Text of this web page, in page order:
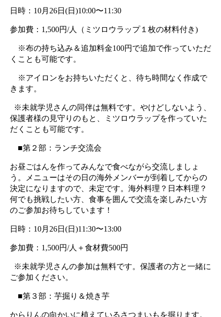
日時：10月26日(日)10:00〜11:30
参加費：1,500円/人（ミツロウラップ１枚の材料付き)
※布の持ち込み＆追加料金100円で追加で作っていただ
くことも可能です。
※アイロンをお持ちいただくと、待ち時間なく作成で
きます。
※未就学児さんの同伴は無料です。やけどしないよう、
保護者様の見守りのもと、ミツロウラップを作っていた
だくことも可能です。
■第２部：ランチ交流会
お昼ごはんを作ってみんなで食べながら交流しましょ
う。メニューはその日の海外メンバーが到着してからの
決定になりますので、未定です。海外料理？日本料理？
何でも挑戦したい方、食事を囲んで交流を楽しみたい方
のご参加お待ちしています！
日時：10月26日(日)11:30〜13:00
参加費：1,500円/人＋食材費500円
※未就学児さんの参加は無料です。保護者の方と一緒に
ご参加ください。
■第３部：芋掘り＆焼き芋
からりんの向かいに植えているさつまいもを掘ります。